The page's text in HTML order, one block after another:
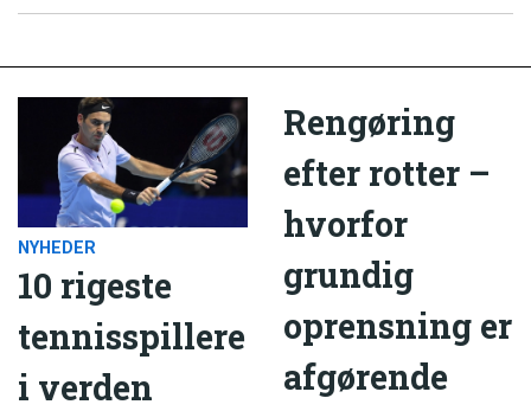
NYHEDER
10 rigeste
tennisspillere
i verden
Rengøring
efter rotter –
hvorfor
grundig
oprensning er
afgørende